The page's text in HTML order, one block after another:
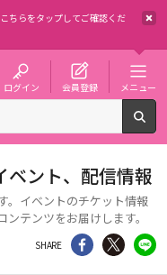
こちらをタップしてご確認くだ
ログイン 会員登録 メニュー
ベント、配信情報
。イベントのチケット情報
テンツをお届けします。
SHARE シェア Twitter